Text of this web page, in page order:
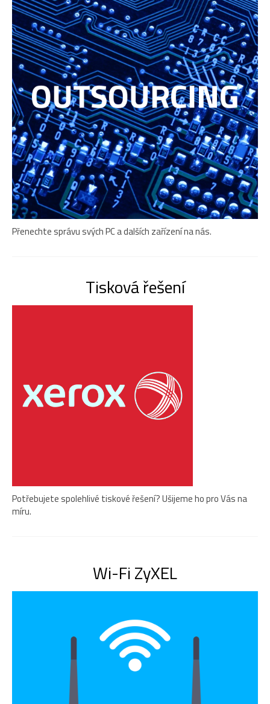
Přenechte správu svých PC a dalších zařízení na nás.
Tisková řešení
Potřebujete spolehlivé tiskové řešení? Ušijeme ho pro Vás na
míru.
Wi-Fi ZyXEL